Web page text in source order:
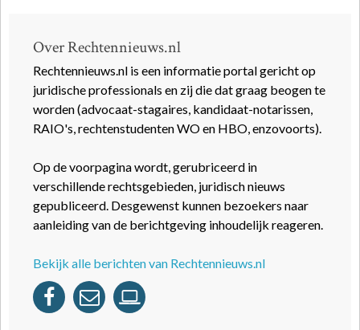
Over Rechtennieuws.nl
Rechtennieuws.nl is een informatie portal gericht op
juridische professionals en zij die dat graag beogen te
worden (advocaat-stagaires, kandidaat-notarissen,
RAIO's, rechtenstudenten WO en HBO, enzovoorts).
Op de voorpagina wordt, gerubriceerd in
verschillende rechtsgebieden, juridisch nieuws
gepubliceerd. Desgewenst kunnen bezoekers naar
aanleiding van de berichtgeving inhoudelijk reageren.
Bekijk alle berichten van Rechtennieuws.nl